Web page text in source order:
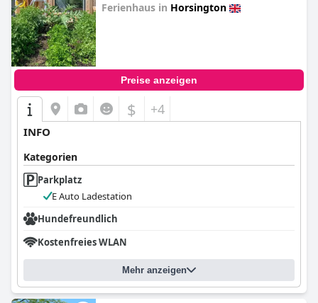
Ferienhaus in Horsington
Preise anzeigen
$ +4
INFO
Kategorien
Parkplatz
E Auto Ladestation
Hundefreundlich
Kostenfreies WLAN
Mehr anzeigen